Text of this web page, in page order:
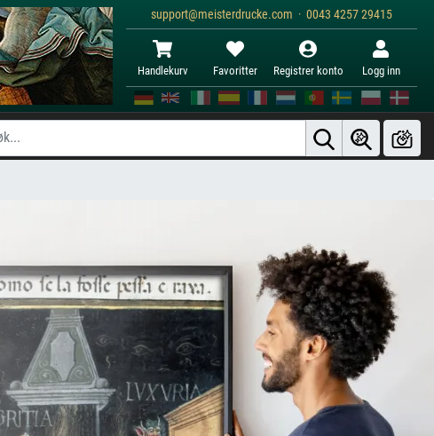
support@meisterdrucke.com · 0043 4257 29415
Handlekurv Favoritter Registrer konto Logg inn